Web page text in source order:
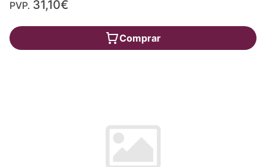
PVP. 31,10€
Comprar